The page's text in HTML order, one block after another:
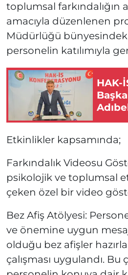
toplumsal farkındalığın
amacıyla düzenlenen
Müdürlüğü
personelin katılımıyla
HAK-
Etkinlikler kapsamında;
Farkındalık Videosu
psikolojik ve toplumsal
çeken özel bir video
Bez Afiş Atölyesi:
ve önemine uygun
olduğu bez afişler
çalışması uygulandı. Bu